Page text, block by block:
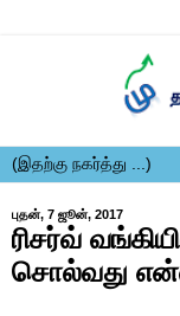
புதன், 7 ஜூன், 2017
ரிசர்வ்
சொல்வது